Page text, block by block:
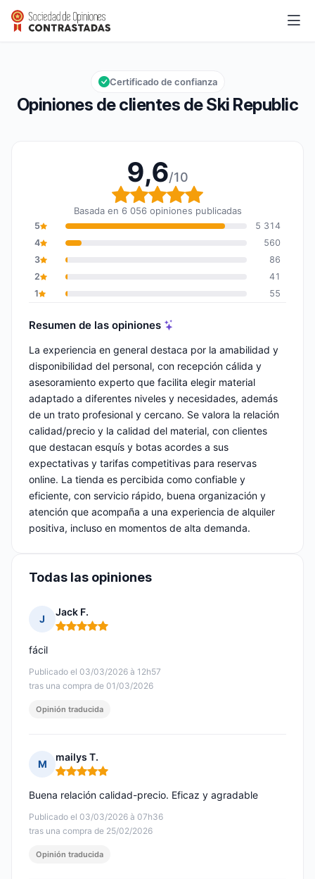
Ski Republic
Calificación global: 9,6 de 10
9,6/10
Opiniones de clientes de Ski Republic
Certificado de confianza
9,6/10
Calificación global: 9,6
Basada en 6 056 opiniones publicadas
5
5 314
4
560
3
86
2
41
1
55
Resumen de las opiniones
La experiencia en general destaca por la amabilidad y
disponibilidad del personal, con recepción cálida y
asesoramiento experto que facilita elegir material
adaptado a diferentes niveles y necesidades, además
de un trato profesional y cercano. Se valora la relación
calidad/precio y la calidad del material, con clientes
que destacan esquís y botas acordes a sus
expectativas y tarifas competitivas para reservas
online. La tienda es percibida como confiable y
eficiente, con servicio rápido, buena organización y
atención que acompaña a una experiencia de alquiler
positiva, incluso en momentos de alta demanda.
Todas las opiniones
J
Jack F.
Nota: 5 de 5
Publicado el 03/03/2026 à 12h57
tras una compra de 01/03/2026
fácil
Opinión traducida
M
mailys T.
Nota: 5 de 5
Publicado el 03/03/2026 à 07h36
tras una compra de 25/02/2026
Buena relación calidad-precio. Eficaz y agradable
Opinión traducida